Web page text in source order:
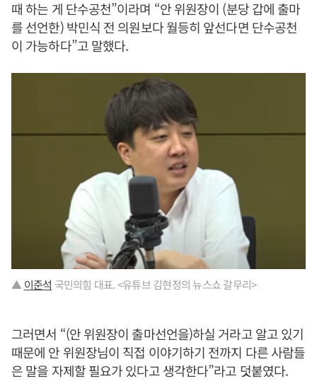
때 하는 게 단수공천”이라며 “안 위원장이 (분당 갑에 출마
를 선언한) 박민식 전 의원보다 월등히 앞선다면 단수공천
이 가능하다”고 말했다.
▲이준석 국민의힘 대표. <유튜브 김현정의 뉴스쇼 갈무리>
그러면서 “(안 위원장이 출마선언을)하실 거라고 알고 있기
때문에 안 위원장님이 직접 이야기하기 전까지 다른 사람들
은 말을 자제할 필요가 있다고 생각한다”라고 덧붙였다.